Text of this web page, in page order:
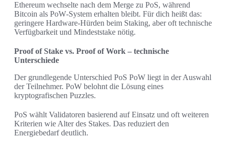
Ethereum wechselte nach dem Merge zu PoS, während
Bitcoin als PoW‑System erhalten bleibt. Für dich heißt das:
geringere Hardware‑Hürden beim Staking, aber oft technische
Verfügbarkeit und Mindeststake nötig.
Proof of Stake vs. Proof of Work – technische
Unterschiede
Der grundlegende Unterschied PoS PoW liegt in der Auswahl
der Teilnehmer. PoW belohnt die Lösung eines
kryptografischen Puzzles.
PoS wählt Validatoren basierend auf Einsatz und oft weiteren
Kriterien wie Alter des Stakes. Das reduziert den
Energiebedarf deutlich.